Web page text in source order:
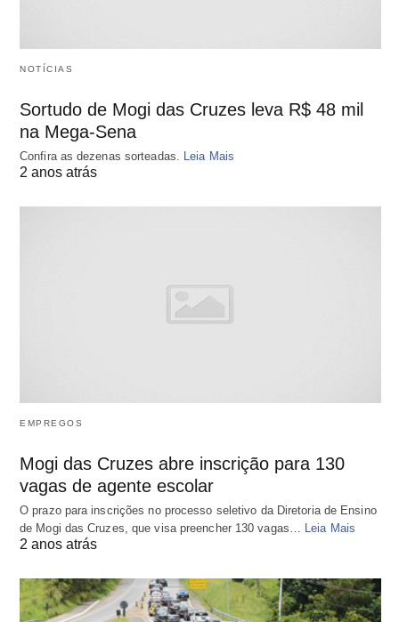
NOTÍCIAS
Sortudo de Mogi das Cruzes leva R$ 48 mil
na Mega-Sena
Confira as dezenas sorteadas. Leia Mais
2 anos atrás
EMPREGOS
Mogi das Cruzes abre inscrição para 130
vagas de agente escolar
O prazo para inscrições no processo seletivo da Diretoria de Ensino
de Mogi das Cruzes, que visa preencher 130 vagas… Leia Mais
2 anos atrás